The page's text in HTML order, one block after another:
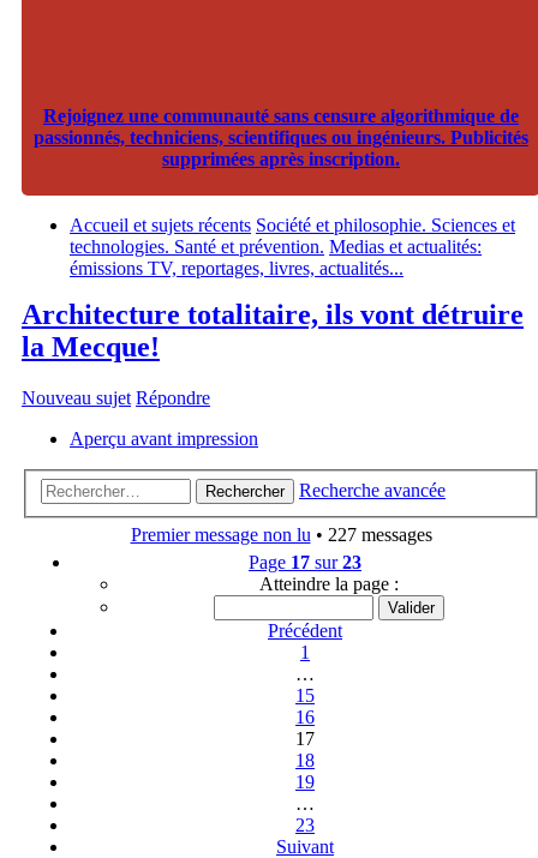
Rejoignez une communauté sans censure algorithmique de
passionnés, techniciens, scientifiques ou ingénieurs. Publicités
supprimées après inscription.
Accueil et sujets récents Société et philosophie. Sciences et
technologies. Santé et prévention. Medias et actualités:
émissions TV, reportages, livres, actualités...
Architecture totalitaire, ils vont détruire
la Mecque!
Nouveau sujet Répondre
Aperçu avant impression
Rechercher Recherche avancée
Premier message non lu • 227 messages
Page 17 sur23
Atteindre la page :
Précédent
1
…
15
16
17
18
19
…
23
Suivant